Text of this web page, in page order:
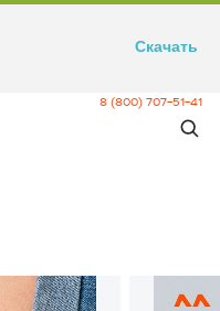
8 (800) 707-51-41
Скачать